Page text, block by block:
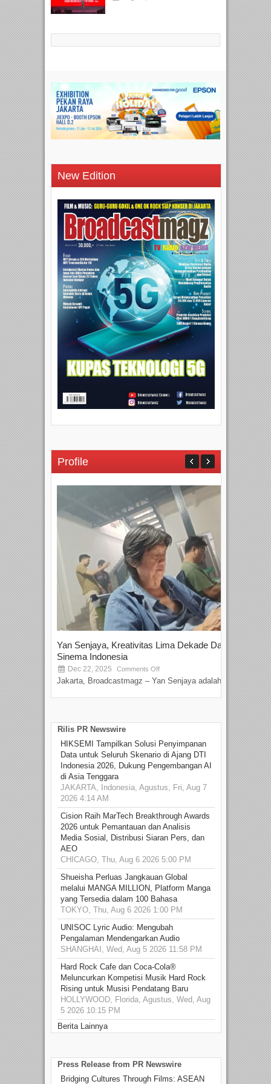
New Edition
Profile
Yan Senjaya, Kreativitas Lima Dekade Dalam
Sinema Indonesia
Dec 22, 2025 Comments Off
Jakarta, Broadcastmagz – Yan Senjaya adalah...
Rilis PR Newswire
HIKSEMI Tampilkan Solusi Penyimpanan
Data untuk Seluruh Skenario di Ajang DTI
Indonesia 2026, Dukung Pengembangan AI
di Asia Tenggara
JAKARTA, Indonesia, Agustus, Fri, Aug 7
2026 4:14 AM
Cision Raih MarTech Breakthrough Awards
2026 untuk Pemantauan dan Analisis
Media Sosial, Distribusi Siaran Pers, dan
AEO
CHICAGO, Thu, Aug 6 2026 5:00 PM
Shueisha Perluas Jangkauan Global
melalui MANGA MILLION, Platform Manga
yang Tersedia dalam 100 Bahasa
TOKYO, Thu, Aug 6 2026 1:00 PM
UNISOC Lyric Audio: Mengubah
Pengalaman Mendengarkan Audio
SHANGHAI, Wed, Aug 5 2026 11:58 PM
Hard Rock Cafe dan Coca-Cola®
Meluncurkan Kompetisi Musik Hard Rock
Rising untuk Musisi Pendatang Baru
HOLLYWOOD, Florida, Agustus, Wed, Aug
5 2026 10:15 PM
Berita Lainnya
Press Release from PR Newswire
Bridging Cultures Through Films: ASEAN